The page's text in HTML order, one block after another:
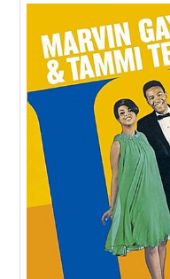
【AMU[ULTRA
フェ（〔ChatGPT
ついていろいろと
ゃ！ｖ＾＾ドウジ
8787！ドウジャ！